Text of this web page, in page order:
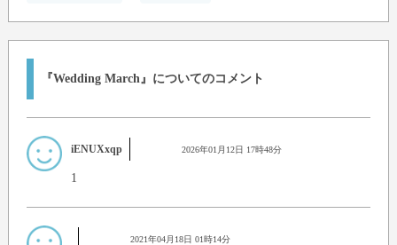
『Wedding March』についてのコメント
iENUXxqp 2026年01月12日 17時48分
1
2021年04月18日 01時14分